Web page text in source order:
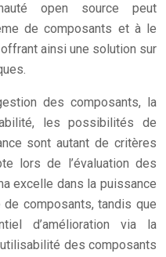
open source peut
de composants et à le
ainsi une solution sur
des composants, la
les possibilités de
sont autant de critères
lors de l’évaluation des
excelle dans la puissance
composants, tandis que
d’amélioration via la
des composants